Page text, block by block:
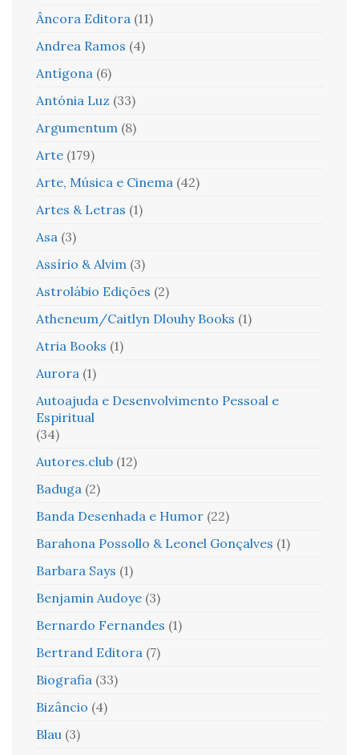
Âncora Editora (11)
Andrea Ramos (4)
Antígona (6)
Antónia Luz (33)
Argumentum (8)
Arte (179)
Arte, Música e Cinema (42)
Artes & Letras (1)
Asa (3)
Assírio & Alvim (3)
Astrolábio Edições (2)
Atheneum/Caitlyn Dlouhy Books (1)
Atria Books (1)
Aurora (1)
Autoajuda e Desenvolvimento Pessoal e
Espiritual
(34)
Autores.club (12)
Baduga (2)
Banda Desenhada e Humor (22)
Barahona Possollo & Leonel Gonçalves (1)
Barbara Says (1)
Benjamin Audoye (3)
Bernardo Fernandes (1)
Bertrand Editora (7)
Biografia (33)
Bizâncio (4)
Blau (3)